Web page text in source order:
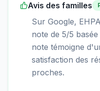
Avis des familles
Sur Google,
note de 5/5
note témoigne
satisfaction des
proches.